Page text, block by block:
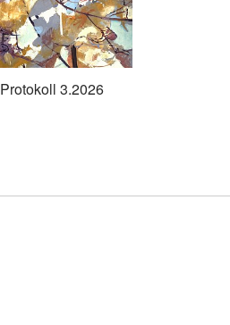
Protokoll 3.2026